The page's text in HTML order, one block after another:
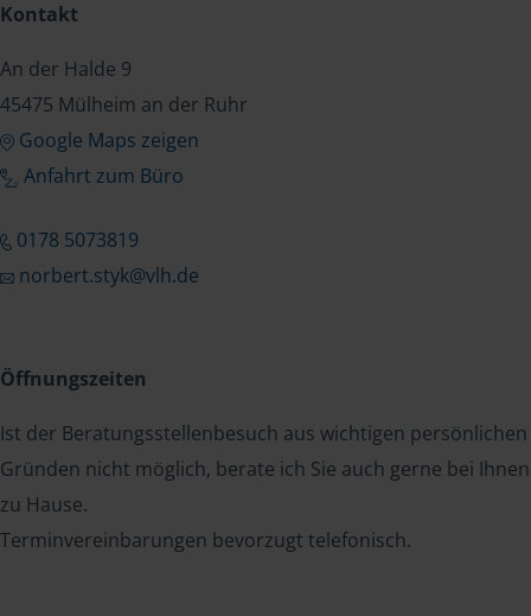
Kontakt
An der Halde 9
45475 Mülheim an der Ruhr
Google Maps zeigen
Anfahrt zum Büro
0178 5073819
norbert.styk@vlh.de
Öffnungszeiten
Ist der Beratungsstellenbesuch aus wichtigen persönlichen
Gründen nicht möglich, berate ich Sie auch gerne bei Ihnen
zu Hause.
Terminvereinbarungen bevorzugt telefonisch.